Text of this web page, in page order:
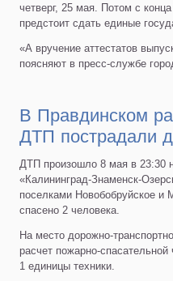
четверг, 25 мая. Потом с
предстоит сдать единые
«А вручение аттестатов
поясняют в пресс-службе
В Правдинском
ДТП пострадали
ДТП произошло 8 мая в 23:30
«Калининград-Знаменск-
поселками Новобобруйское и
спасено 2 человека.
На место дорожно-
расчет пожарно-
1 единицы техники.